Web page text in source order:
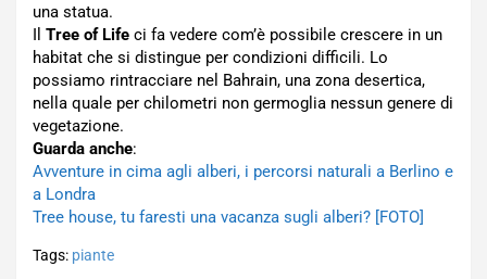
una statua.
Il Tree of Life ci fa vedere com’è possibile crescere in un
habitat che si distingue per condizioni difficili. Lo
possiamo rintracciare nel Bahrain, una zona desertica,
nella quale per chilometri non germoglia nessun genere di
vegetazione.
Guarda anche:
Avventure in cima agli alberi, i percorsi naturali a Berlino e
a Londra
Tree house, tu faresti una vacanza sugli alberi? [FOTO]
Tags: piante